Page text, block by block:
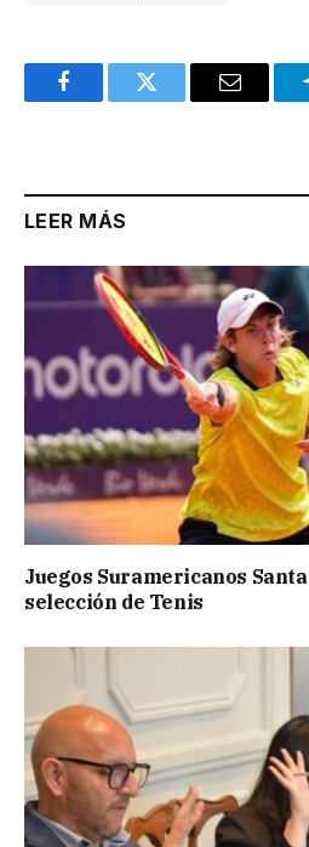
FacebookTwitter Email
LEER MÁS
Juegos Suramericanos
selección de Tenis